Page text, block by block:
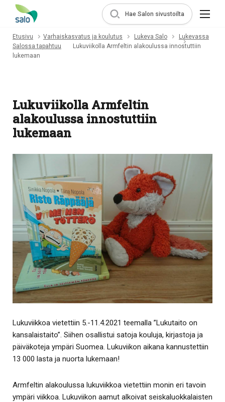
Hae Salon sivustoilta
Etusivu Varhaiskasvatus ja koulutus Lukeva Salo
Lukevassa
Salossa tapahtuu
Lukuviikolla Armfeltin alakoulussa innostuttiin
lukemaan
Lukuviikolla Armfeltin
alakoulussa innostuttiin
lukemaan
Lukuviikkoa vietettiin 5.-11.4.2021 teemalla ”Lukutaito on
kansalaistaito”. Siihen osallistui satoja kouluja, kirjastoja ja
päiväkoteja ympäri Suomea. Lukuviikon aikana kannustettiin
13 000 lasta ja nuorta lukemaan!
Armfeltin alakoulussa lukuviikkoa vietettiin monin eri tavoin
ympäri viikkoa. Lukuviikon aamut alkoivat seiskaluokkalaisten